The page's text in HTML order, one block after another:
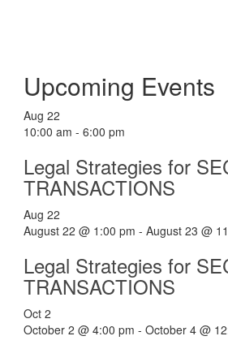
Upcoming Events
Aug 22
10:00 am - 6:00 pm
Legal Strategies for
TRANSACTIONS
Aug 22
August 22 @ 1:00 pm - August 23 @
Legal Strategies for
TRANSACTIONS
Oct 2
October 2 @ 4:00 pm - October 4 @